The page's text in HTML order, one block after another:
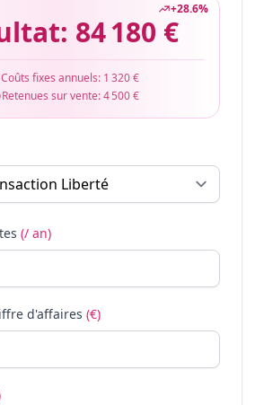
+28.6%
84 180 €
Coûts fixes annuels: 1 320 €
Retenues sur vente:4 500 €
(/ an)
d'affaires (€)